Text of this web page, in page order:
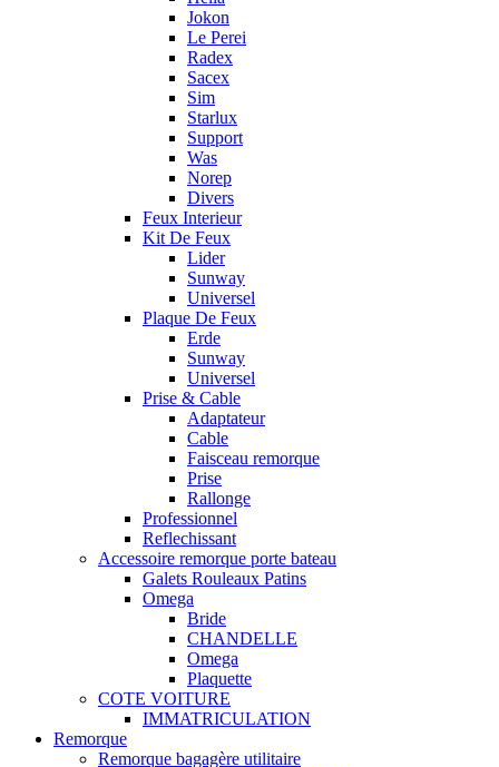
Jokon
Le Perei
Radex
Sacex
Sim
Starlux
Support
Was
Norep
Divers
Feux Interieur
Kit De Feux
Lider
Sunway
Universel
Plaque De Feux
Erde
Sunway
Universel
Prise & Cable
Adaptateur
Cable
Faisceau remorque
Prise
Rallonge
Professionnel
Reflechissant
Accessoire remorque porte bateau
Galets Rouleaux Patins
Omega
Bride
CHANDELLE
Omega
Plaquette
COTE VOITURE
IMMATRICULATION
Remorque
Remorque bagagère utilitaire